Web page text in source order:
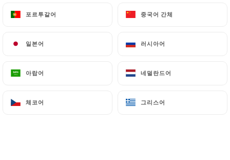
포르투갈어 중국어 간체
일본어 러시아어
아랍어 네덜란드어
체코어 그리스어
New Delhi'ce
포르투갈어 중국어 간체
일본어 러시아어
아랍어 네덜란드어
체코어 그리스어